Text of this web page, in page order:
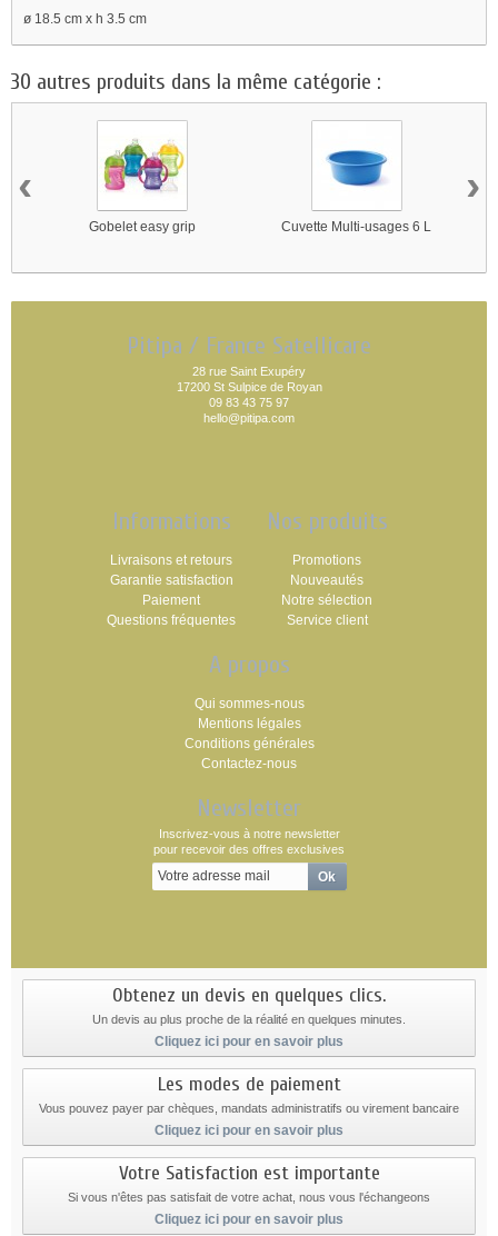
ø 18.5 cm x h 3.5 cm
30 autres produits dans la même catégorie :
Gobelet easy grip Cuvette Multi-usages 6 L
‹ ›
Pitipa / France Satellicare
28 rue Saint Exupéry
17200 St Sulpice de Royan
09 83 43 75 97
hello@pitipa.com
Informations
Livraisons et retours
Garantie satisfaction
Paiement
Questions fréquentes
Nos produits
Promotions
Nouveautés
Notre sélection
Service client
A propos
Qui sommes-nous
Mentions légales
Conditions générales
Contactez-nous
Newsletter
Inscrivez-vous à notre newsletter
pour recevoir des offres exclusives
Obtenez un devis en quelques clics.
Un devis au plus proche de la réalité en quelques minutes.
Cliquez ici pour en savoir plus
Les modes de paiement
Vous pouvez payer par chèques, mandats administratifs ou virement bancaire
Cliquez ici pour en savoir plus
Votre Satisfaction est importante
Si vous n'êtes pas satisfait de votre achat, nous vous l'échangeons
Cliquez ici pour en savoir plus